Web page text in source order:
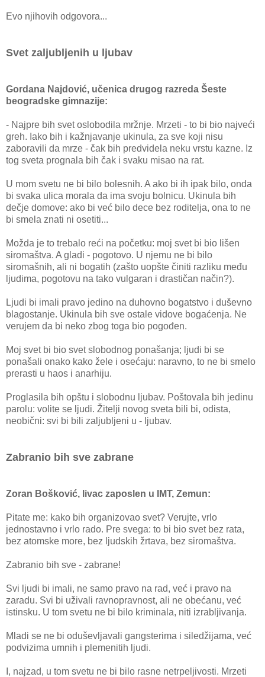
Evo njihovih odgovora...
Svet zaljubljenih u ljubav
Gordana Najdović, učenica drugog razreda Šeste
beogradske gimnazije:
- Najpre bih svet oslobodila mržnje. Mrzeti - to bi bio najveći
greh. Iako bih i kažnjavanje ukinula, za sve koji nisu
zaboravili da mrze - čak bih predvidela neku vrstu kazne. Iz
tog sveta prognala bih čak i svaku misao na rat.
U mom svetu ne bi bilo bolesnih. A ako bi ih ipak bilo, onda
bi svaka ulica morala da ima svoju bolnicu. Ukinula bih
dečje domove: ako bi već bilo dece bez roditelja, ona to ne
bi smela znati ni osetiti...
Možda je to trebalo reći na početku: moj svet bi bio lišen
siromaštva. A gladi - pogotovo. U njemu ne bi bilo
siromašnih, ali ni bogatih (zašto uopšte činiti razliku među
ljudima, pogotovu na tako vulgaran i drastičan način?).
Ljudi bi imali pravo jedino na duhovno bogatstvo i duševno
blagostanje. Ukinula bih sve ostale vidove bogaćenja. Ne
verujem da bi neko zbog toga bio pogođen.
Moj svet bi bio svet slobodnog ponašanja; ljudi bi se
ponašali onako kako žele i osećaju: naravno, to ne bi smelo
prerasti u haos i anarhiju.
Proglasila bih opštu i slobodnu ljubav. Poštovala bih jedinu
parolu: volite se ljudi. Žitelji novog sveta bili bi, odista,
neobični: svi bi bili zaljubljeni u - ljubav.
Zabranio bih sve zabrane
Zoran Bošković, livac zaposlen u IMT, Zemun:
Pitate me: kako bih organizovao svet? Verujte, vrlo
jednostavno i vrlo rado. Pre svega: to bi bio svet bez rata,
bez atomske more, bez ljudskih žrtava, bez siromaštva.
Zabranio bih sve - zabrane!
Svi ljudi bi imali, ne samo pravo na rad, već i pravo na
zaradu. Svi bi uživali ravnopravnost, ali ne obećanu, već
istinsku. U tom svetu ne bi bilo kriminala, niti izrabljivanja.
Mladi se ne bi oduševljavali gangsterima i siledžijama, već
podvizima umnih i plemenitih ljudi.
I, najzad, u tom svetu ne bi bilo rasne netrpeljivosti. Mrzeti